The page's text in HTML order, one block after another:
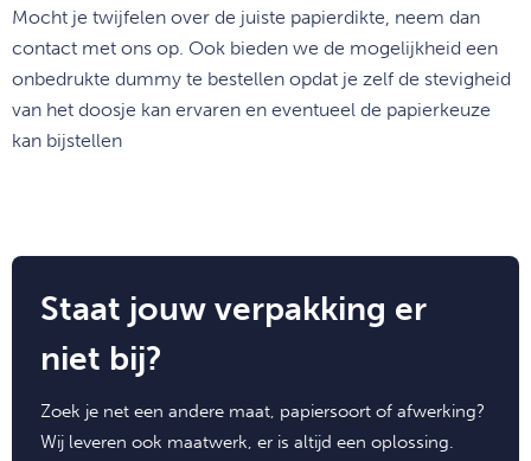
Mocht je twijfelen over de juiste papierdikte, neem dan
contact met ons op. Ook bieden we de mogelijkheid een
onbedrukte dummy te bestellen opdat je zelf de stevigheid
van het doosje kan ervaren en eventueel de papierkeuze
kan bijstellen
Staat jouw verpakking er
niet bij?
Zoek je net een andere maat, papiersoort of afwerking?
Wij leveren ook maatwerk, er is altijd een oplossing.